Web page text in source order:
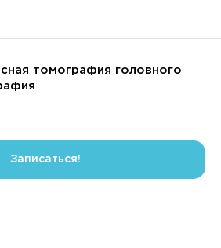
томография головного
Записаться!